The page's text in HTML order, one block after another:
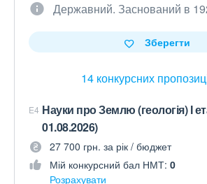
Державний. Заснований в
14 конкурсних
Зберегти
E4 Науки про Землю (геологія) І
01.08.2026)
27 700 грн. за рік / бюджет
Мій конкурсний бал НМТ: 0
Розрахувати